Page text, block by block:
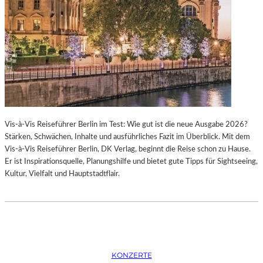
K
T
I
O
N
M
I
T
H
M
B
U
R
O
S
O
P
E
R
I
N
M
Ü
C
H
E
N
P
Vis-à-Vis Reiseführer Berlin im Test: Wie gut ist die neue Ausgabe 2026?
Stärken, Schwächen, Inhalte und ausführliches Fazit im Überblick. Mit dem
Vis-à-Vis Reiseführer Berlin, DK Verlag, beginnt die Reise schon zu Hause.
Er ist Inspirationsquelle, Planungshilfe und bietet gute Tipps für Sightseeing,
Kultur, Vielfalt und Hauptstadtflair.
KONZERTE